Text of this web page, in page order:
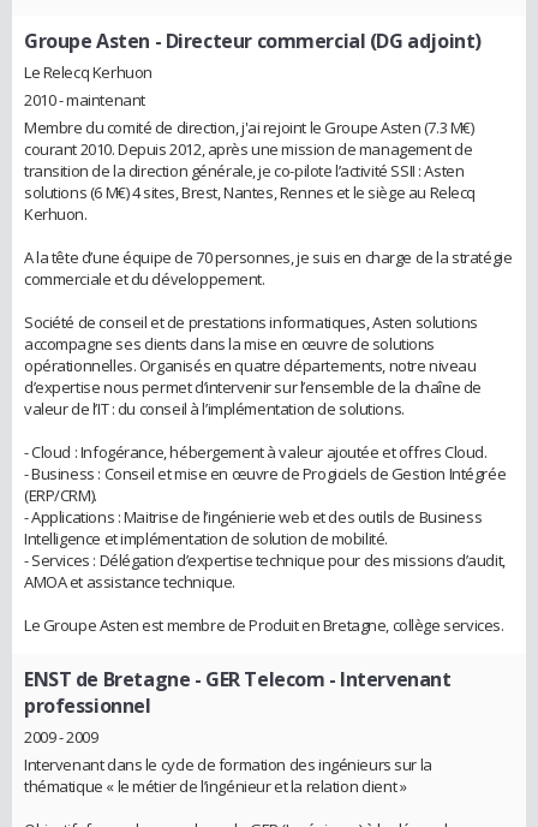
Groupe Asten - Directeur commercial (DG adjoint)
Le Relecq Kerhuon
2010 - maintenant
Membre du comité de direction, j'ai rejoint le Groupe Asten (7.3 M€)
courant 2010. Depuis 2012, après une mission de management de
transition de la direction générale, je co-pilote l’activité SSII : Asten
solutions (6 M€) 4 sites, Brest, Nantes, Rennes et le siège au Relecq
Kerhuon.
A la tête d’une équipe de 70 personnes, je suis en charge de la stratégie
commerciale et du développement.
Société de conseil et de prestations informatiques, Asten solutions
accompagne ses clients dans la mise en œuvre de solutions
opérationnelles. Organisés en quatre départements, notre niveau
d’expertise nous permet d’intervenir sur l’ensemble de la chaîne de
valeur de l’IT : du conseil à l’implémentation de solutions.
- Cloud : Infogérance, hébergement à valeur ajoutée et offres Cloud.
- Business : Conseil et mise en œuvre de Progiciels de Gestion Intégrée
(ERP/CRM).
- Applications : Maitrise de l’ingénierie web et des outils de Business
Intelligence et implémentation de solution de mobilité.
- Services : Délégation d’expertise technique pour des missions d’audit,
AMOA et assistance technique.
Le Groupe Asten est membre de Produit en Bretagne, collège services.
ENST de Bretagne - GER Telecom - Intervenant
professionnel
2009 - 2009
Intervenant dans le cycle de formation des ingénieurs sur la
thématique « le métier de l’ingénieur et la relation client »